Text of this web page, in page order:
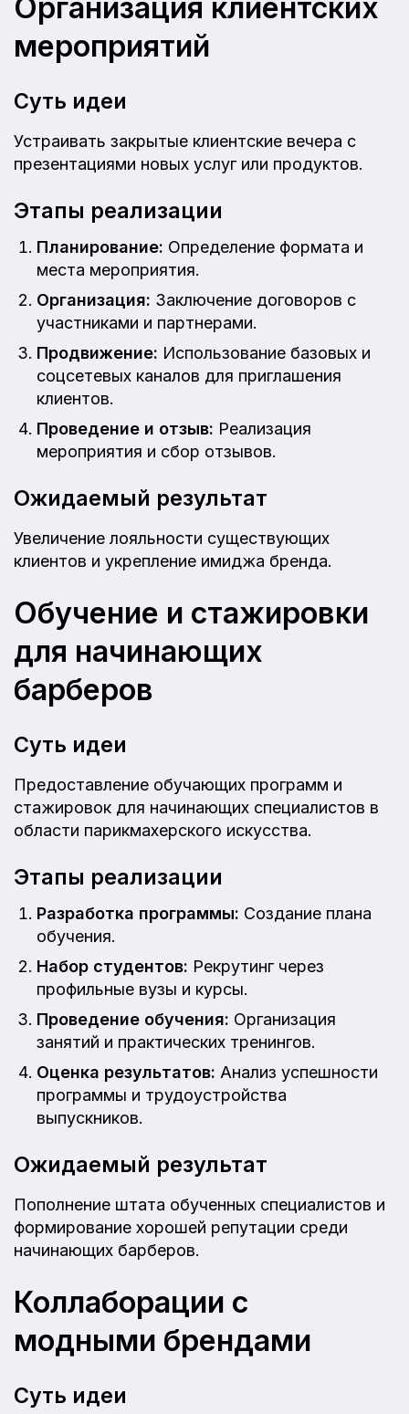
Организация клиентских
мероприятий
Суть идеи
Устраивать закрытые клиентские вечера с
презентациями новых услуг или продуктов.
Этапы реализации
Планирование: Определение формата и
места мероприятия.
Организация: Заключение договоров с
участниками и партнерами.
Продвижение: Использование базовых и
соцсетевых каналов для приглашения
клиентов.
Проведение и отзыв: Реализация
мероприятия и сбор отзывов.
Ожидаемый результат
Увеличение лояльности существующих
клиентов и укрепление имиджа бренда.
Обучение и стажировки
для начинающих
барберов
Суть идеи
Предоставление обучающих программ и
стажировок для начинающих специалистов в
области парикмахерского искусства.
Этапы реализации
Разработка программы: Создание плана
обучения.
Набор студентов: Рекрутинг через
профильные вузы и курсы.
Проведение обучения: Организация
занятий и практических тренингов.
Оценка результатов: Анализ успешности
программы и трудоустройства
выпускников.
Ожидаемый результат
Пополнение штата обученных специалистов и
формирование хорошей репутации среди
начинающих барберов.
Коллаборации с
модными брендами
Суть идеи